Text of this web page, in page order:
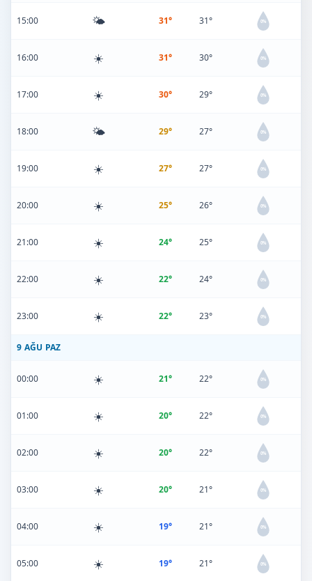
15:00 🌤️ 31° 31° 0%
16:00 ☀️ 31° 30° 0%
17:00 ☀️ 30° 29° 0%
18:00 🌤️ 29° 27° 0%
19:00 ☀️ 27° 27° 0%
20:00 ☀️ 25° 26° 0%
21:00 ☀️ 24° 25° 0%
22:00 ☀️ 22° 24° 0%
23:00 ☀️ 22° 23° 0%
9 AĞU PAZ
00:00 ☀️ 21° 22° 0%
01:00 ☀️ 20° 22° 0%
02:00 ☀️ 20° 22° 0%
03:00 ☀️ 20° 21° 0%
04:00 ☀️ 19° 21° 0%
05:00 ☀️ 19° 21° 0%